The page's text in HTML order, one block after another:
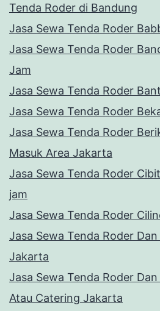
Tenda Roder di Bandung
Jasa Sewa Tenda Roder
Jasa Sewa Tenda Roder
Jam
Jasa Sewa Tenda Roder
Jasa Sewa Tenda Roder
Jasa Sewa Tenda Roder
Masuk Area Jakarta
Jasa Sewa Tenda Roder
jam
Jasa Sewa Tenda Roder
Jasa Sewa Tenda Roder
Jakarta
Jasa Sewa Tenda Roder
Atau Catering Jakarta